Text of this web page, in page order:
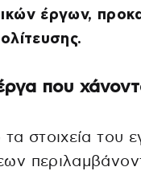
έργων,
που
στοιχεία του